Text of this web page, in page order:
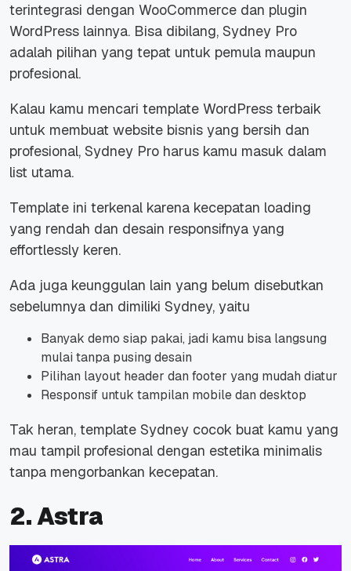
terintegrasi dengan WooCommerce dan plugin
WordPress lainnya. Bisa dibilang, Sydney Pro
adalah pilihan yang tepat untuk pemula maupun
profesional.
Kalau kamu mencari template WordPress terbaik
untuk membuat website bisnis yang bersih dan
profesional, Sydney Pro harus kamu masuk dalam
list utama.
Template ini terkenal karena kecepatan loading
yang rendah dan desain responsifnya yang
effortlessly keren.
Ada juga keunggulan lain yang belum disebutkan
sebelumnya dan dimiliki Sydney, yaitu
Banyak demo siap pakai, jadi kamu bisa langsung
mulai tanpa pusing desain
Pilihan layout header dan footer yang mudah diatur
Responsif untuk tampilan mobile dan desktop
Tak heran, template Sydney cocok buat kamu yang
mau tampil profesional dengan estetika minimalis
tanpa mengorbankan kecepatan.
2. Astra